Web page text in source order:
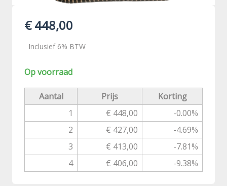
€ 448,00
Inclusief 6% BTW
Op voorraad
Aantal Prijs
Korting
1
€ 448,00
-0.00%
2
€ 427,00
-4.69%
3
€ 413,00
-7.81%
4
€ 406,00 -9.38%